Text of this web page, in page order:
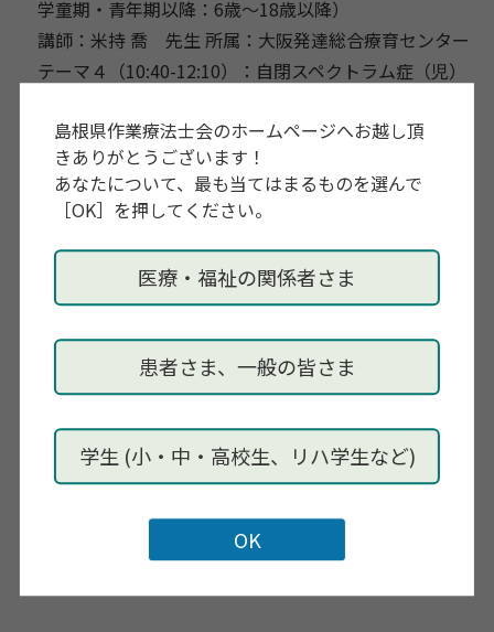
島根県作業療法士会のホームページへお越し頂
きありがとうございます！
あなたについて、最も当てはまるものを選んで
［OK］を押してください。
医療・福祉の関係者さま
患者さま、一般の皆さま
学生 (小・中・高校生、リハ学生など)
学童期・青年期以降：6歳～18歳以降）
講師：米持 喬 先生 所属：大阪発達総合療育センター
テーマ４（10:40-12:10）：自閉スペクトラム症（児）
講師：宮嶋 愛弓 先生 所属：四條畷学園大学
お申し込み
奈良県作業療法士会HPからお申込みください。
naraot.jp/information/902/
2026年9月30日
一社）奈良県作業療法士会
nara.ot.kyoikubu@gmail.com